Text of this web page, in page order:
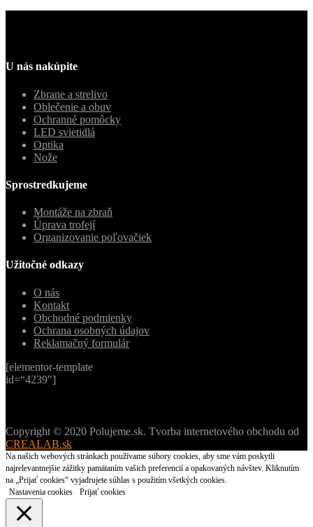
U nás nakúpite
Zbrane a strelivo
Oblečenie a obuv
Ochranné pomôcky
LED svietidlá
Optika
Nože
Sprostredkujeme
Montáže na zbraň
Úprava trofejí
Organizovanie poľovačiek
Užitočné odkazy
O nás
Kontakt
Obchodné podmienky
Ochrana osobných údajov
Reklamačný formulár
[elementor-template
id=“4239″]
Copyright © 2020 Polujeme.sk. Tvorba internetového obchodu od
CREALAB.sk
Na našich webových stránkach používame súbory cookies, aby sme vám poskytli
najrelevantnejšie zážitky pamätaním vašich preferencií a opakovaných návštev. Kliknutím
na „Prijať cookies“ vyjadrujete súhlas s použitím všetkých cookies.
Nastavenia cookies
Prijať cookies